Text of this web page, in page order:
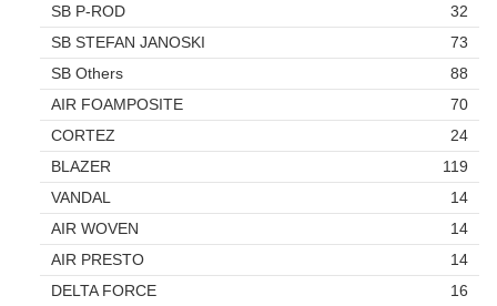
SB P-ROD
32
SB STEFAN JANOSKI
73
SB Others
88
AIR FOAMPOSITE
70
CORTEZ
24
BLAZER
119
VANDAL
14
AIR WOVEN
14
AIR PRESTO
14
DELTA FORCE
16